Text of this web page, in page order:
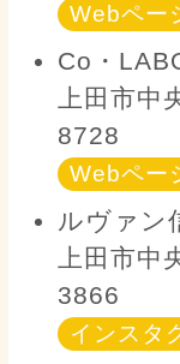
Webペー
Co・
上田市中
8728
Webペー
ルヴァン
上田市中
3866
インスタ